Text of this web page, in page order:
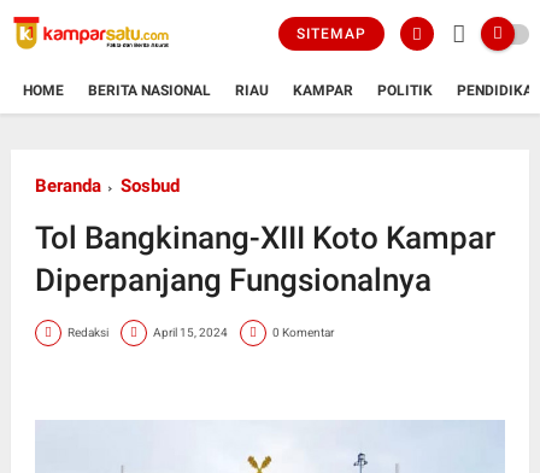
SITEMAP
HOME BERITA NASIONAL RIAU KAMPAR POLITIK
Beranda Sosbud
Tol Bangkinang-XIII Koto Kampar
Diperpanjang Fungsionalnya
Redaksi April 15, 2024 0 Komentar